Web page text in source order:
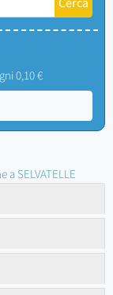
0,10 €
SELVATELLE